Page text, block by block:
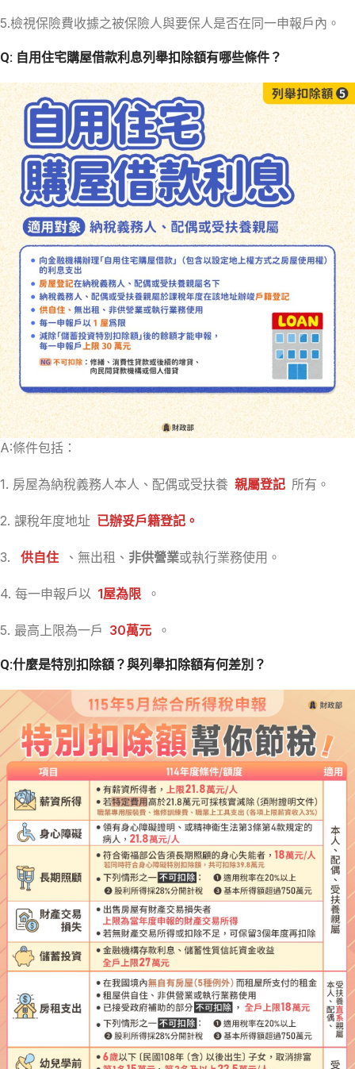
5.檢視保險費收據之被保險人與要保人是否在同一申報戶內。
Q: 自用住宅購屋借款利息列舉扣除額有哪些條件？
A:條件包括：
1. 房屋為納稅義務人本人、配偶或受扶養 親屬登記 所有。
2. 課稅年度地址 已辦妥戶籍登記。
3. 供自住 、無出租、 非供營業或執行業務使用。
4. 每一申報戶以 1屋為限 。
5. 最高上限為一戶 30萬元 。
Q:什麼是特別扣除額？與列舉扣除額有何差別？